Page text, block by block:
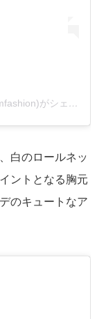
BOSS, Canali, ZZegna, Armani(@movemfashion)がシェアした投稿
白のロールネッ
ントとなる胸元
のキュートなア